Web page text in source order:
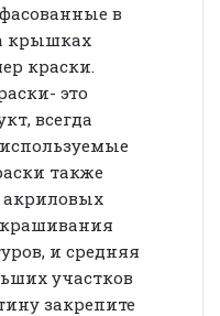
в
крышках
краски.
это
всегда
также
акриловых
и средняя
участков
закрепите